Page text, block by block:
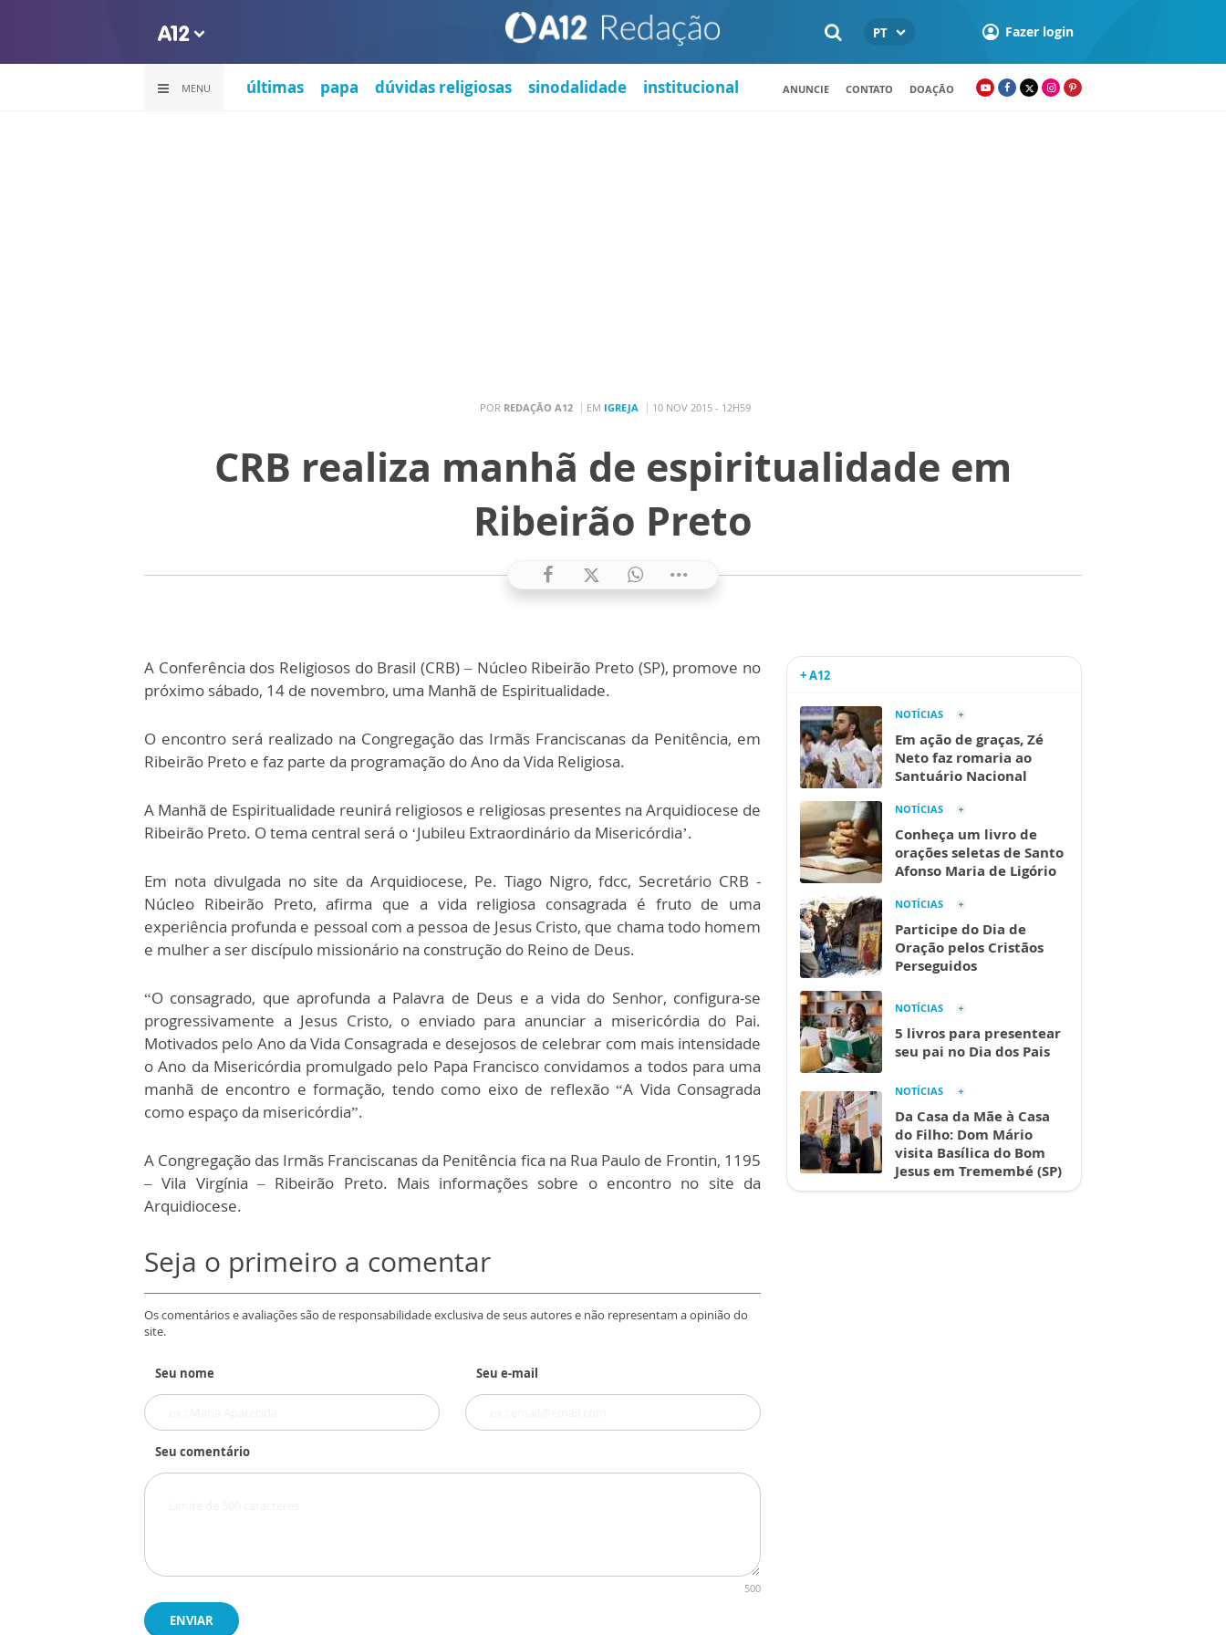
PT Fazer login
MENU últimas papa dúvidas religiosas sinodalidade institucional ANUNCIE CONTATO DOAÇÃO
POR REDAÇÃO A12 EM IGREJA 10 NOV 2015 - 12H59
CRB realiza manhã de espiritualidade em
Ribeirão Preto
A Conferência dos Religiosos do Brasil (CRB) – Núcleo Ribeirão Preto (SP), promove no
próximo sábado, 14 de novembro, uma Manhã de Espiritualidade.
O encontro será realizado na Congregação das Irmãs Franciscanas da Penitência, em
Ribeirão Preto e faz parte da programação do Ano da Vida Religiosa.
A Manhã de Espiritualidade reunirá religiosos e religiosas presentes na Arquidiocese de
Ribeirão Preto. O tema central será o ‘Jubileu Extraordinário da Misericórdia’.
Em nota divulgada no site da Arquidiocese, Pe. Tiago Nigro, fdcc, Secretário CRB -
Núcleo Ribeirão Preto, afirma que a vida religiosa consagrada é fruto de uma
experiência profunda e pessoal com a pessoa de Jesus Cristo, que chama todo homem
e mulher a ser discípulo missionário na construção do Reino de Deus.
“O consagrado, que aprofunda a Palavra de Deus e a vida do Senhor, configura-se
progressivamente a Jesus Cristo, o enviado para anunciar a misericórdia do Pai.
Motivados pelo Ano da Vida Consagrada e desejosos de celebrar com mais intensidade
o Ano da Misericórdia promulgado pelo Papa Francisco convidamos a todos para uma
manhã de encontro e formação, tendo como eixo de reflexão “A Vida Consagrada
como espaço da misericórdia”.
A Congregação das Irmãs Franciscanas da Penitência fica na Rua Paulo de Frontin, 1195
– Vila Virgínia – Ribeirão Preto. Mais informações sobre o encontro no site da
Arquidiocese.
Seja o primeiro a comentar
Os comentários e avaliações são de responsabilidade exclusiva de seus autores e não representam a opinião do
site.
Seu nome Seu e-mail
Seu comentário
500
ENVIAR
+ A12
NOTÍCIAS
Em ação de graças, Zé
Neto faz romaria ao
Santuário Nacional
NOTÍCIAS
Conheça um livro de
orações seletas de Santo
Afonso Maria de Ligório
NOTÍCIAS
Participe do Dia de
Oração pelos Cristãos
Perseguidos
NOTÍCIAS
5 livros para presentear
seu pai no Dia dos Pais
NOTÍCIAS
Da Casa da Mãe à Casa
do Filho: Dom Mário
visita Basílica do Bom
Jesus em Tremembé (SP)